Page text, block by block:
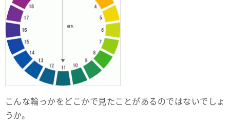
こんな輪っかをどこかで見たことがあるのではないでしょ
うか。